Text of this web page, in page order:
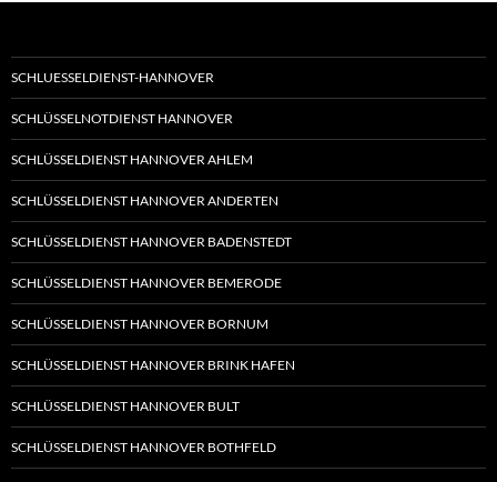
SCHLUESSELDIENST-HANNOVER
SCHLÜSSELNOTDIENST HANNOVER
SCHLÜSSELDIENST HANNOVER AHLEM
SCHLÜSSELDIENST HANNOVER ANDERTEN
SCHLÜSSELDIENST HANNOVER BADENSTEDT
SCHLÜSSELDIENST HANNOVER BEMERODE
SCHLÜSSELDIENST HANNOVER BORNUM
SCHLÜSSELDIENST HANNOVER BRINK HAFEN
SCHLÜSSELDIENST HANNOVER BULT
SCHLÜSSELDIENST HANNOVER BOTHFELD